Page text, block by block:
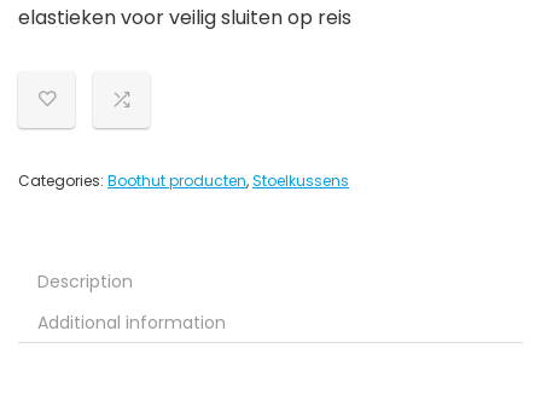
elastieken voor veilig sluiten op reis
Categories: Boothut producten,Stoelkussens
Description
Additional information